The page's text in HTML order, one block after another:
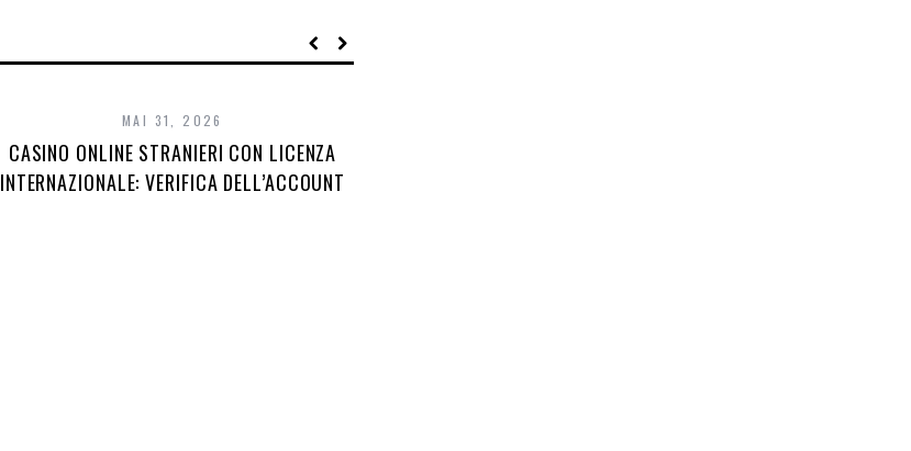
MAI 31, 2026
CASINO ONLINE STRANIERI CON LICENZA
INTERNAZIONALE: VERIFICA DELL’ACCOUNT